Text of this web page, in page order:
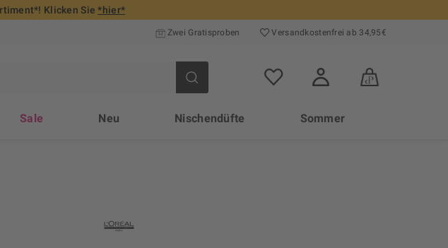
Klicken Sie*hier*
Zwei Gratisproben Versand­kosten­frei ab 34,95€
Sale Neu Nischendüfte Sommer